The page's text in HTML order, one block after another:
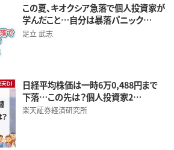
この夏、キオクシア急落で個人投資家が
学んだこと…自分は暴落パニック…
足立 武志
日経平均株価は一時6万0,488円まで
下落…この先は？個人投資家2…
楽天証券経済研究所